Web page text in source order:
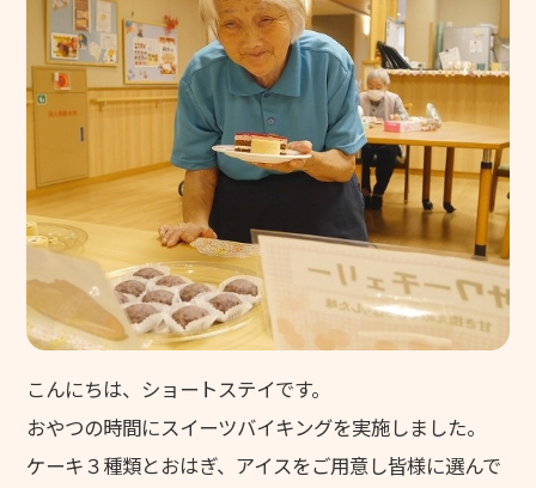
サービス・施設
ケアハウス ヴィラ東山苑
グリーンヒルズ東山
グループホーム 花みずき
ケアレジデンス東山
東山苑デイサービスセンター
きさらぎデイサービスセンター
デイサービスセンター野の花
ヘルパーステーション やわらぎ
こんにちは、ショートステイです。
おやつの時間にスイーツバイキングを実施しました。
ケーキ３種類とおはぎ、アイスをご用意し皆様に選んで